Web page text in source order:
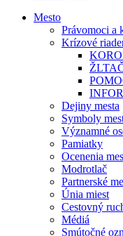
Mesto
Právomoci a
Krízové
Dejiny mesta
Symboly
Významné
Pamiatky
Ocenenia
Modrotlač
Partnerské
Únia miest
Cestovný
Médiá
Smútočné